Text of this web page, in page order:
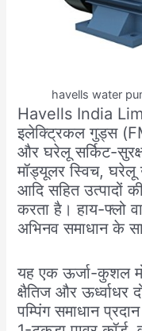
havells water
Havells India
इलेक्ट्रिकल गुड्स
और घरेलू सर्किट-
मॉड्यूलर स्विच, घरेलू
आदि सहित उत्पादों
करता है। हाय-फ्लो
अभिनव समाधान के
यह एक ऊर्जा-कुशल
क्षैतिज और ऊर्ध्वाधर
पम्पिंग समाधान